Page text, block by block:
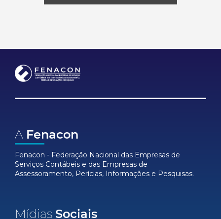
A Fenacon
Fenacon - Federação Nacional das Empresas de
Serviços Contábeis e das Empresas de
Assessoramento, Perícias, Informações e Pesquisas.
Mídias Sociais